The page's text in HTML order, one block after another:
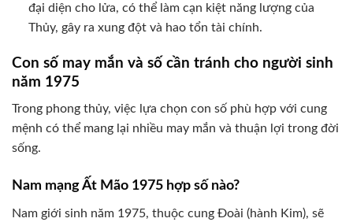
đại diện cho lửa, có thể làm cạn kiệt năng lượng của
Thủy, gây ra xung đột và hao tổn tài chính.
Con số may mắn và số cần tránh cho người sinh
năm 1975
Trong phong thủy, việc lựa chọn con số phù hợp với cung
mệnh có thể mang lại nhiều may mắn và thuận lợi trong đời
sống.
Nam mạng Ất Mão 1975 hợp số nào?
Nam giới sinh năm 1975, thuộc cung Đoài (hành Kim), sẽ